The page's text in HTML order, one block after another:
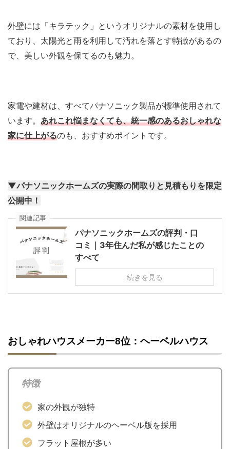
外壁には「キラテック」というオリジナルの素材を使用し
ており、太陽光と雨を利用して汚れを落とす特徴があるの
で、美しい外観を保てるのも魅力。
家電や建材は、すべてパナソニック製品が標準使用されて
います。 あれこれ悩まなくても、統一感のあるおしゃれな
家に仕上がるのも、おすすめポイントです。
▼パナソニックホームズの実際の間取りと見積もりを限定
公開中！
関連記事
パナソニックホームズの評判・口
コミ｜3年住んだ私が感じたことの
すべて
続きを見る
おしゃれハウスメーカー8位：ヘーベルハウス
特徴
家の外観が独特
外壁はオリジナルのヘーベル版を採用
フラット屋根が多い